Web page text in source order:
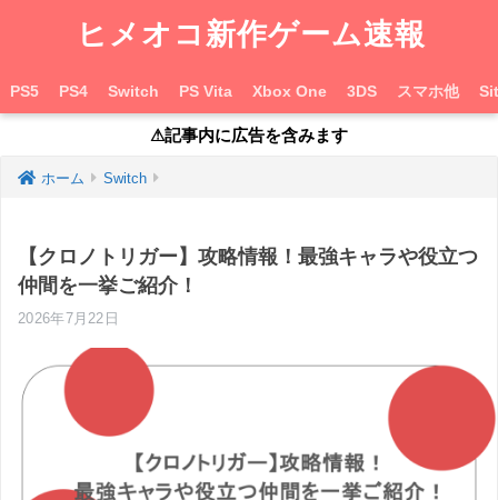
ヒメオコ新作ゲーム速報
PS5 PS4 Switch PS Vita Xbox One 3DS スマホ他
⚠︎記事内に広告を含みます
ホーム Switch
【クロノトリガー】攻略情報！最強キャラや役立つ
仲間を一挙ご紹介！
2026年7月22日